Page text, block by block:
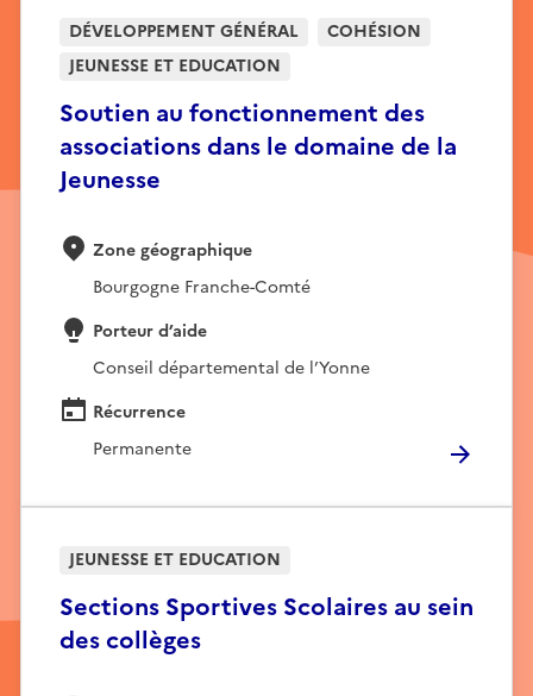
Soutien au fonctionnement des
associations dans le domaine de la
Jeunesse
DÉVELOPPEMENT GÉNÉRAL
COHÉSION
JEUNESSE ET EDUCATION
Zone géographique
Bourgogne Franche-Comté
Porteur d’aide
Conseil départemental de l’Yonne
Récurrence
Permanente
Sections Sportives Scolaires au sein
des collèges
JEUNESSE ET EDUCATION